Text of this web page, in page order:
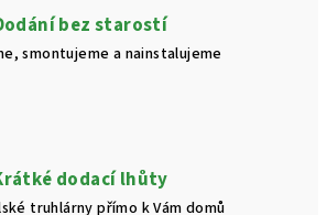
í
p
r
v
ý
bez starostí
smontujeme a nainstalujeme
dodací lhůty
truhlárny přímo k Vám domů